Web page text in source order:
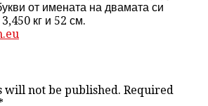
от имената на двамата си
кг и 52 см.
will not be published. Required